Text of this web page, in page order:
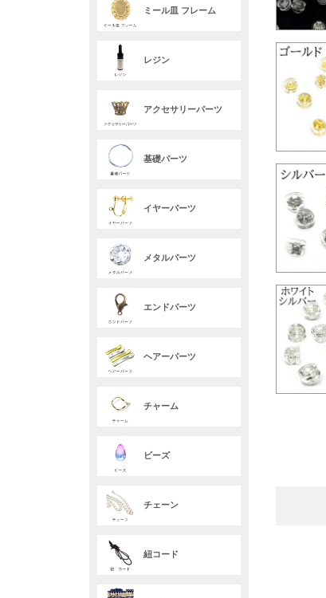
ミール皿 フレーム
レジン
アクセサリーパーツ
基礎パーツ
イヤーパーツ
メタルパーツ
エンドパーツ
ヘアーパーツ
チャーム
ビーズ
チェーン
紐コード